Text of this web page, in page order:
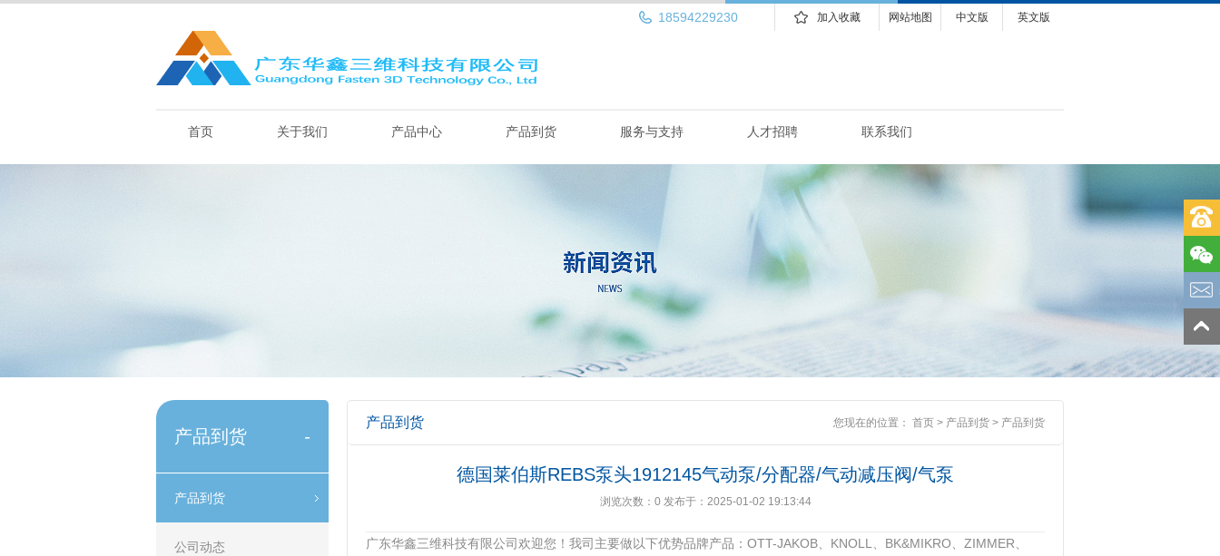
英文版
中文版
网站地图
加入收藏
18594229230
首页 关于我们 产品中心 产品到货 服务与支持 人才招聘 联系我们
产品到货 -
产品到货
公司动态
产品到货 您现在的位置： 首页 > 产品到货 > 产品到货
德国莱伯斯REBS泵头1912145气动泵/分配器/气动减压阀/气泵
浏览次数： 0 发布于：2025-01-02 19:13:44
广东华鑫三维科技有限公司欢迎您！我司主要做以下优势品牌产品：OTT-JAKOB、KNOLL、BK&MIKRO、ZIMMER、